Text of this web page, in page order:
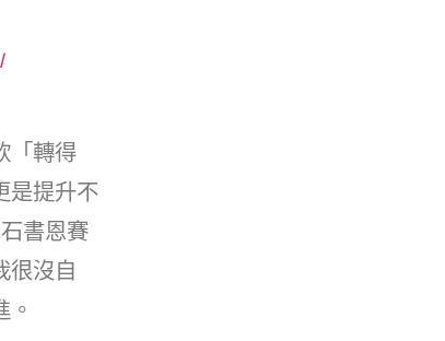
「轉得
是提升不
書恩賽
很沒自